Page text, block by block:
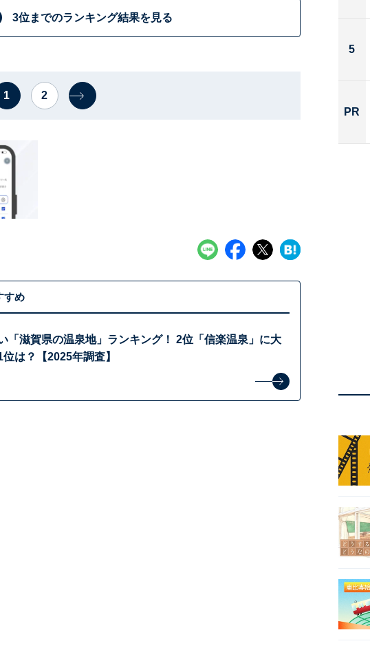
3位までのランキング結果を見る
1 2
すめ
「滋賀県の温泉地」ランキング！ 2位「信楽温泉」に大
は？【2025年調査】
5
PR